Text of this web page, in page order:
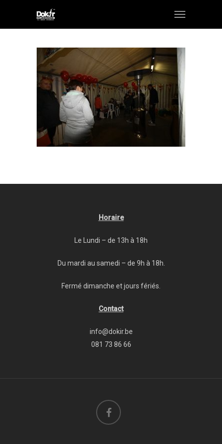
Horaire
Le Lundi – de 13h à 18h
Du mardi au samedi – de 9h à 18h.
Fermé dimanche et jours fériés.
Contact
info@dokir.be
081 73 86 66